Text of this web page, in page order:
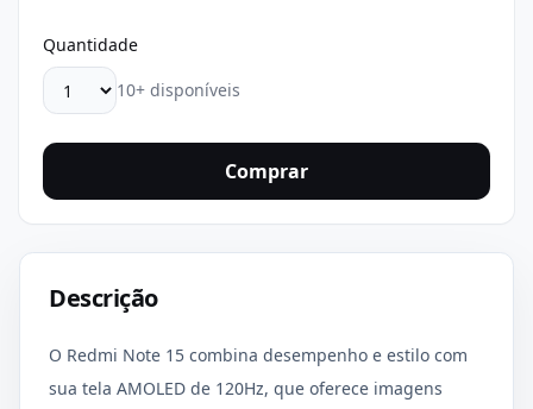
Quantidade
10+ disponíveis
Comprar
Descrição
O Redmi Note 15 combina desempenho e estilo com
sua tela AMOLED de 120Hz, que oferece imagens